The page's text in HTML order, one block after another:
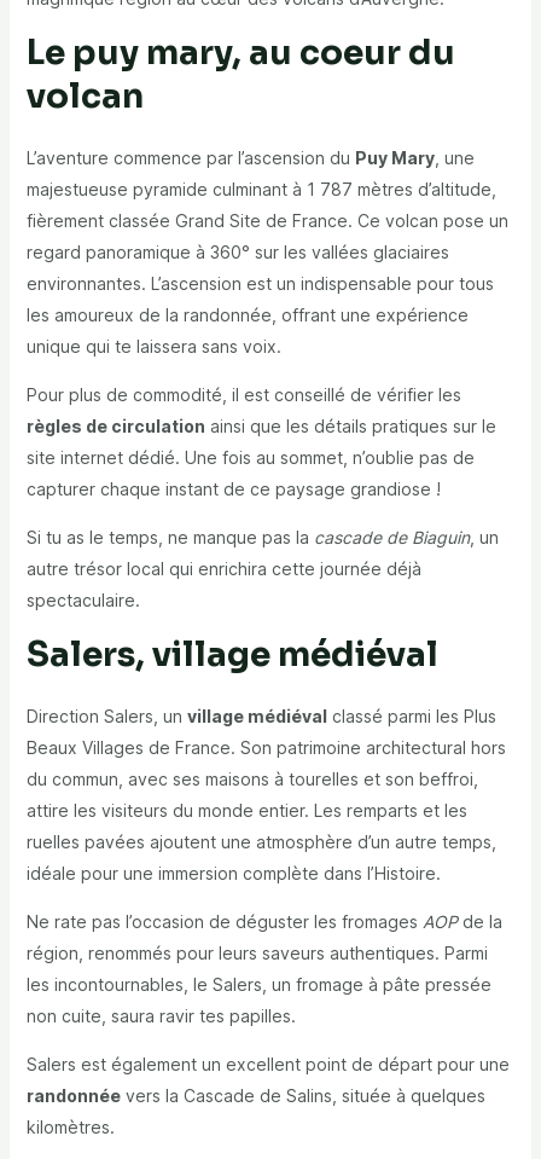
Le puy mary, au coeur du
volcan
L’aventure commence par l’ascension du Puy Mary, une
majestueuse pyramide culminant à 1 787 mètres d’altitude,
fièrement classée Grand Site de France. Ce volcan pose un
regard panoramique à 360° sur les vallées glaciaires
environnantes. L’ascension est un indispensable pour tous
les amoureux de la randonnée, offrant une expérience
unique qui te laissera sans voix.
Pour plus de commodité, il est conseillé de vérifier les
règles de circulation ainsi que les détails pratiques sur le
site internet dédié. Une fois au sommet, n’oublie pas de
capturer chaque instant de ce paysage grandiose !
Si tu as le temps, ne manque pas la cascade de Biaguin, un
autre trésor local qui enrichira cette journée déjà
spectaculaire.
Salers, village médiéval
Direction Salers, un village médiévalclassé parmi les Plus
Beaux Villages de France. Son patrimoine architectural hors
du commun, avec ses maisons à tourelles et son beffroi,
attire les visiteurs du monde entier. Les remparts et les
ruelles pavées ajoutent une atmosphère d’un autre temps,
idéale pour une immersion complète dans l’Histoire.
Ne rate pas l’occasion de déguster les fromages AOPde la
région, renommés pour leurs saveurs authentiques. Parmi
les incontournables, le Salers, un fromage à pâte pressée
non cuite, saura ravir tes papilles.
Salers est également un excellent point de départ pour une
randonnéevers la Cascade de Salins, située à quelques
kilomètres.